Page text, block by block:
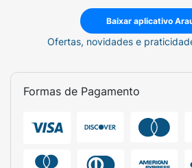
Baixar aplicativo
Ofertas, novidades e
Formas de Pagamento